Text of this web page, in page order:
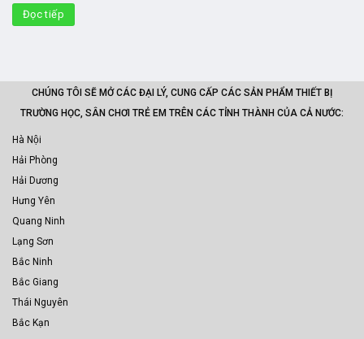
Đọc tiếp
CHÚNG TÔI SẼ MỞ CÁC ĐẠI LÝ, CUNG CẤP CÁC SẢN PHẨM THIẾT BỊ
TRƯỜNG HỌC, SÂN CHƠI TRẺ EM TRÊN CÁC TỈNH THÀNH CỦA CẢ NƯỚC:
Hà Nội
Hải Phòng
Hải Dương
Hưng Yên
Quang Ninh
Lạng Sơn
Bắc Ninh
Bắc Giang
Thái Nguyên
Bắc Kạn